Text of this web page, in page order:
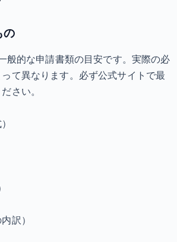
の
般的な申請書類の目安です。実際の必
て異なります。必ず公式サイトで最
さい。
訳）